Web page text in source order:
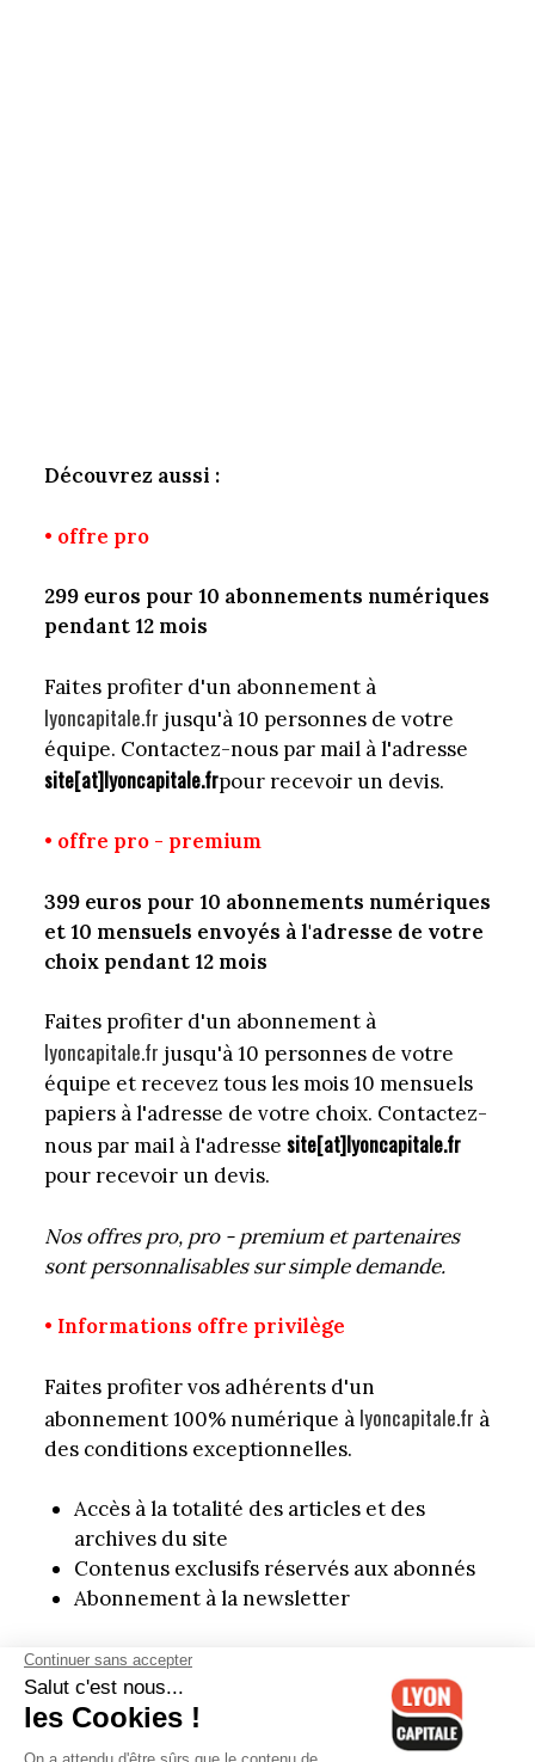
Découvrez aussi :
• offre pro
299 euros pour 10 abonnements numériques
pendant 12 mois
Faites profiter d'un abonnement à
lyoncapitale.fr jusqu'à 10 personnes de votre
équipe. Contactez-nous par mail à l'adresse
site[at]lyoncapitale.frpour recevoir un devis.
• offre pro - premium
399 euros pour 10 abonnements numériques
et 10 mensuels envoyés à l'adresse de votre
choix pendant 12 mois
Faites profiter d'un abonnement à
lyoncapitale.fr jusqu'à 10 personnes de votre
équipe et recevez tous les mois 10 mensuels
papiers à l'adresse de votre choix. Contactez-
nous par mail à l'adresse site[at]lyoncapitale.fr
pour recevoir un devis.
Nos offres pro, pro - premium et partenaires
sont personnalisables sur simple demande.
• Informations offre privilège
Faites profiter vos adhérents d'un
abonnement 100% numérique à lyoncapitale.fr à
des conditions exceptionnelles.
Accès à la totalité des articles et des
archives du site
Contenus exclusifs réservés aux abonnés
Abonnement à la newsletter
Contactez-nous par mail à
l'adressesite[at]lyoncapitale.fr
pour bénéficier
de conditions réservées à vos membres.